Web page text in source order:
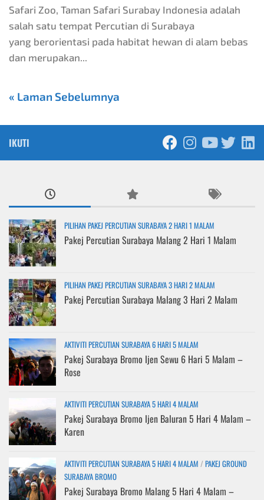
Safari Zoo, Taman Safari Surabay Indonesia adalah
salah satu tempat Percutian di Surabaya
yang berorientasi pada habitat hewan di alam bebas
dan merupakan...
« Laman Sebelumnya
IKUTI
PILIHAN PAKEJ PERCUTIAN SURABAYA 2 HARI 1 MALAM
Pakej Percutian Surabaya Malang 2 Hari 1 Malam
PILIHAN PAKEJ PERCUTIAN SURABAYA 3 HARI 2 MALAM
Pakej Percutian Surabaya Malang 3 Hari 2 Malam
AKTIVITI PERCUTIAN SURABAYA 6 HARI 5 MALAM
Pakej Surabaya Bromo Ijen Sewu 6 Hari 5 Malam –
Rose
AKTIVITI PERCUTIAN SURABAYA 5 HARI 4 MALAM
Pakej Surabaya Bromo Ijen Baluran 5 Hari 4 Malam –
Karen
AKTIVITI PERCUTIAN SURABAYA 5 HARI 4 MALAM / PAKEJ GROUND
SURABAYA BROMO
Pakej Surabaya Bromo Malang 5 Hari 4 Malam –